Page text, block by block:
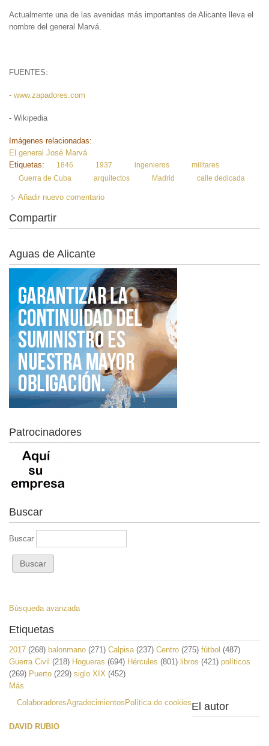
Actualmente una de las avenidas más importantes de Alicante lleva el
nombre del general Marvá.
FUENTES:
- www.zapadores.com
- Wikipedia
Imágenes relacionadas:
El general José Marvá
Etiquetas:
1846 1937 ingenieros
militares
Guerra de Cuba
arquitectos Madrid calle dedicada
Añadir nuevo comentario
Compartir
Aguas de Alicante
Patrocinadores
Buscar
Buscar
Búsqueda avanzada
Etiquetas
2017 (268) balonmano (271) Calpisa (237) Centro (275) fútbol (487)
Guerra Civil (218) Hogueras (694) Hércules (801) libros (421) políticos
(269) Puerto (229) siglo XIX (452)
Más
ColaboradoresAgradecimientos Política de cookiesEl autor
DAVID RUBIO